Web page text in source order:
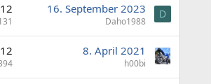
12 16. September 2023
Daho1988
D
12 8. April 2021
h00bi